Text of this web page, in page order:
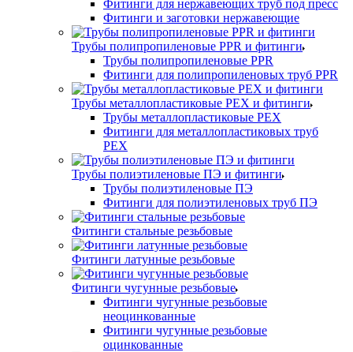
Фитинги для нержавеющих труб под пресс
Фитинги и заготовки нержавеющие
Трубы полипропиленовые PPR и фитинги
Трубы полипропиленовые PPR
Фитинги для полипропиленовых труб PPR
Трубы металлопластиковые PEX и фитинги
Трубы металлопластиковые PEX
Фитинги для металлопластиковых труб
PEX
Трубы полиэтиленовые ПЭ и фитинги
Трубы полиэтиленовые ПЭ
Фитинги для полиэтиленовых труб ПЭ
Фитинги стальные резьбовые
Фитинги латунные резьбовые
Фитинги чугунные резьбовые
Фитинги чугунные резьбовые
неоцинкованные
Фитинги чугунные резьбовые
оцинкованные